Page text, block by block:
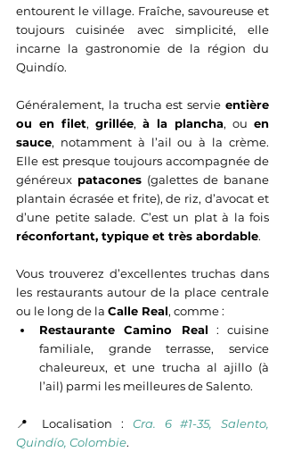
entourent le village. Fraîche, savoureuse et
toujours cuisinée avec simplicité, elle
incarne la gastronomie de la région du
Quindío.
Généralement, la trucha est servie entière
ou en filet, grillée, à la plancha, ou en
sauce, notamment à l’ail ou à la crème.
Elle est presque toujours accompagnée de
généreux patacones (galettes de banane
plantain écrasée et frite), de riz, d’avocat et
réconfortant, typique et très abordable.
Vous trouverez d’excellentes truchas dans
les restaurants autour de la place centrale
ou le long de la Calle Real, comme :
Restaurante Camino Real : cuisine
familiale, grande terrasse, service
chaleureux, et une trucha al ajillo (à
l’ail) parmi les meilleures de Salento.
📍 Localisation : Cra. 6 #1-35, Salento,
Quindío, Colombie.